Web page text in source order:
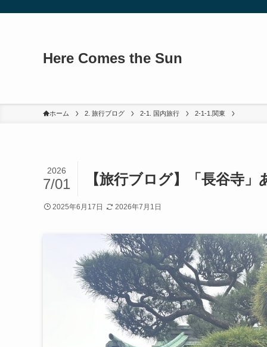
Here Comes the Sun
ホーム 2. 旅行ブログ 2-1. 国内旅行 2-1-1.関東
【旅行ブログ】「長谷寺
2026
7/01
2025年6月17日 2026年7月1日